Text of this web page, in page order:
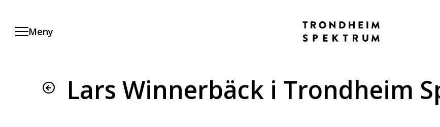
hovedinnhold
Meny
Lars Winnerbäck i Trondheim